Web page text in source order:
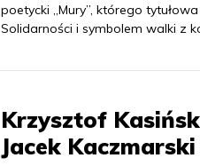
poetycki „Mury”, którego
Solidarności i symbolem walki z
Krzysztof
Jacek